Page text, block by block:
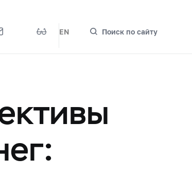
EN Поиск по сайту